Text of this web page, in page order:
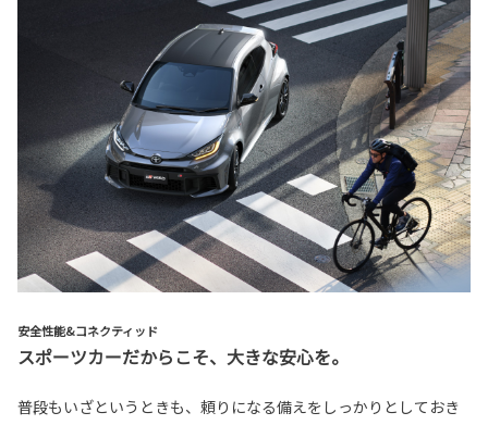
安全性能&コネクティッド
スポーツカーだからこそ、大きな安心を。
普段もいざというときも、頼りになる備えをしっかりとしておき